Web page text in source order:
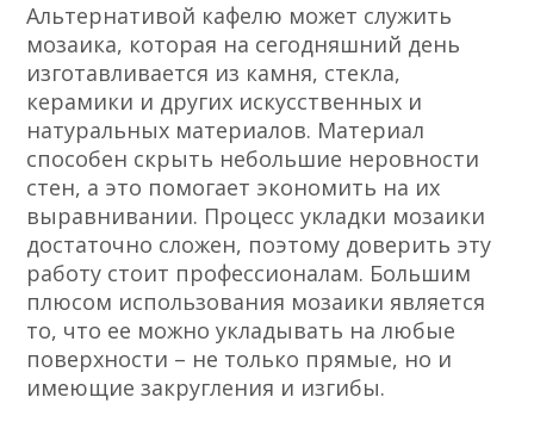
Альтернативой кафелю может служить
мозаика, которая на сегодняшний день
изготавливается из камня, стекла,
керамики и других искусственных и
натуральных материалов. Материал
способен скрыть небольшие неровности
стен, а это помогает экономить на их
выравнивании. Процесс укладки мозаики
достаточно сложен, поэтому доверить эту
работу стоит профессионалам. Большим
плюсом использования мозаики является
то, что ее можно укладывать на любые
поверхности – не только прямые, но и
имеющие закругления и изгибы.